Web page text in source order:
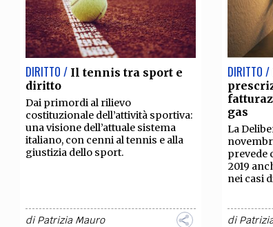
DIRITTO / Il tennis tra sport e
diritto
Dai primordi al rilievo
costituzionale dell’attività sportiva:
una visione dell’attuale sistema
italiano, con cenni al tennis e alla
giustizia dello sport.
diPatrizia Mauro
DIRITTO /
gas
La
prevede
2019
nei casi
di